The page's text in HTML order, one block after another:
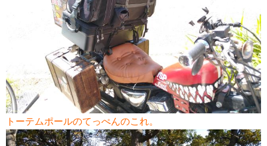
トーテムポールのてっぺんのこれ。